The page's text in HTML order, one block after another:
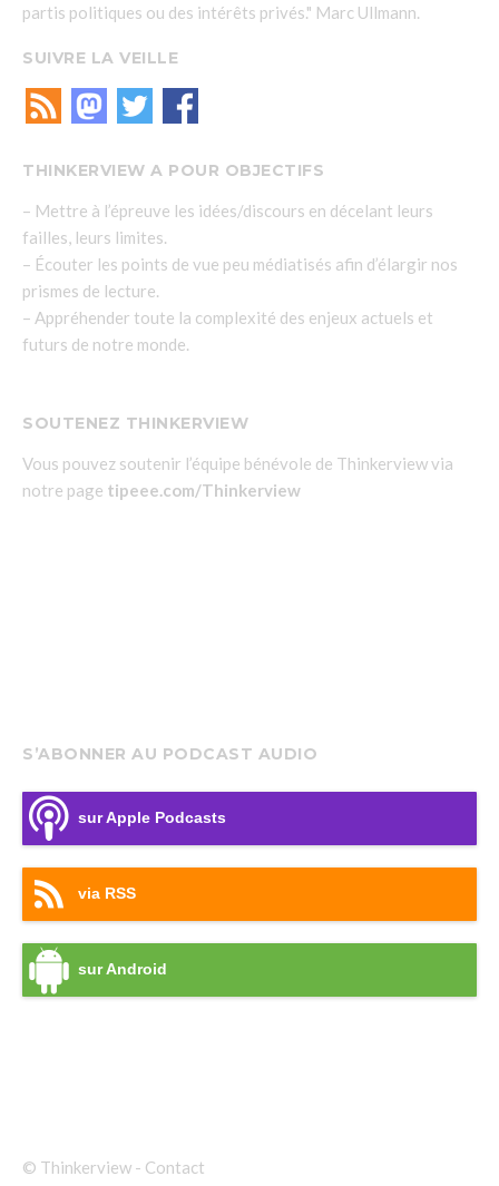
partis politiques ou des intérêts privés." Marc Ullmann.
SUIVRE LA VEILLE
THINKERVIEW A POUR OBJECTIFS
– Mettre à l’épreuve les idées/discours en décelant leurs
failles, leurs limites.
– Écouter les points de vue peu médiatisés afin d’élargir nos
prismes de lecture.
– Appréhender toute la complexité des enjeux actuels et
futurs de notre monde.
SOUTENEZ THINKERVIEW
Vous pouvez soutenir l’équipe bénévole de Thinkerview via
notre page tipeee.com/Thinkerview
S’ABONNER AU PODCAST AUDIO
sur Apple Podcasts
via RSS
sur Android
© Thinkerview - Contact